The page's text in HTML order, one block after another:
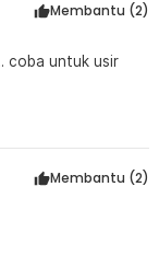
Membantu (2)
Membantu (2)